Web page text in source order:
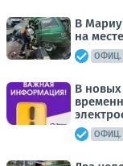
В
на
ОФИЦ.
В
ОФИЦ.